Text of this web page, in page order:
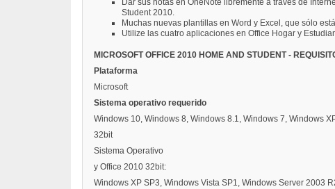
Dar sus notas en OneNote libremente a través de
Student 2010.
Muchas nuevas plantillas en Word y Excel, que sólo
Utilize las cuatro aplicaciones en Office Hogar y
MICROSOFT OFFICE 2010 HOME AND STUDENT -
Plataforma
Microsoft
Sistema operativo requerido
Windows 10, Windows 8, Windows 8.1, Windows 7, Windows
32bit
Sistema Operativo
y Office 2010 32bit:
Windows XP SP3, Windows Vista SP1, Windows Server 2003